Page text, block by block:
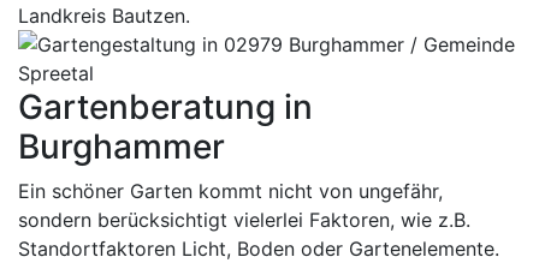
Landkreis Bautzen.
Gartenberatung in
Burghammer
Ein schöner Garten kommt nicht von ungefähr,
sondern berücksichtigt vielerlei Faktoren, wie z.B.
Standortfaktoren Licht, Boden oder Gartenelemente.